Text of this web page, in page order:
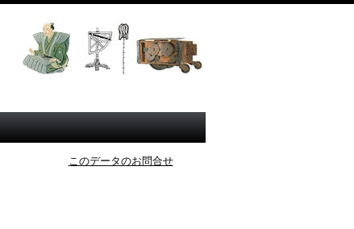
このデータのお問合せ